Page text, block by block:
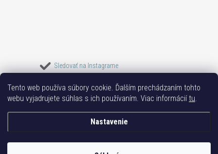
Tento web používa súbory cookie. Ďalším prechádzaním tohto
webu vyjadrujete súhlas s ich používaním. Viac informáciítu.
Nastavenie
Sledovať na Instagrame
Bižuterie TOP Vše k mobilu Mobil příslušenství
Copyright 2017-2026Bižutéria TOP. Všetky práva vyhradené.